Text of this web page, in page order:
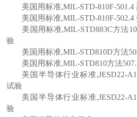
美国用标准,MIL-STD-810F-501.4
美国用标准,MIL-STD-810F-502.4
美国用标准,MIL-STD883C方法
验
美国用标准,MIL-STD810D方法
美国用标准,MIL-STD810方法
美国半导体行业标准,JESD22-
试验
美国半导体行业标准,JESD22-
验